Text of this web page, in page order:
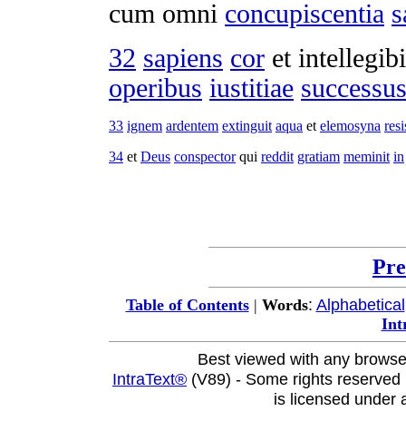
cum omni concupiscentia
32 sapiens cor et
operibus iustitiae successus
33 ignem ardentem extinguit aqua et elemosyna
34 et Deus conspectorqui reddit gratiam meminit in
Table of Contents| Words: Alphabetical
Best viewed with any
IntraText® (V89) - Some rights
is licensed under